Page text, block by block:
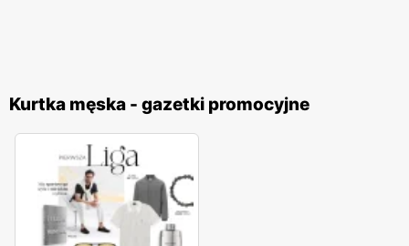
Kurtka męska - gazetki promocyjne